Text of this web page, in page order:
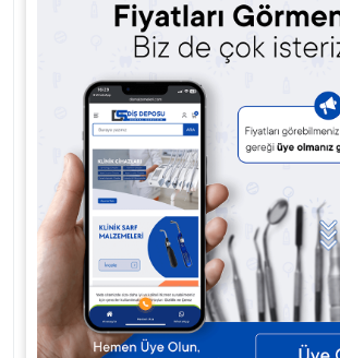
dental ünitlerde hava akışını kontrol
kullanılan önemli bir yedek parçadır.
kontrol mekanizması sayesinde hava
ve güvenilir şekilde yönlendirir.
performansını artırarak tedavi
ilerlemesini sağlar.
Dayanıklı yapısı, kolay montaj
ömürlü mekanizması sayesinde
süreçlerinde pratik bir çözümdür.
düzenlenmesi ve kontrol altında
ünitin güvenli ve verimli çalışmasına
Kullanım Detayları